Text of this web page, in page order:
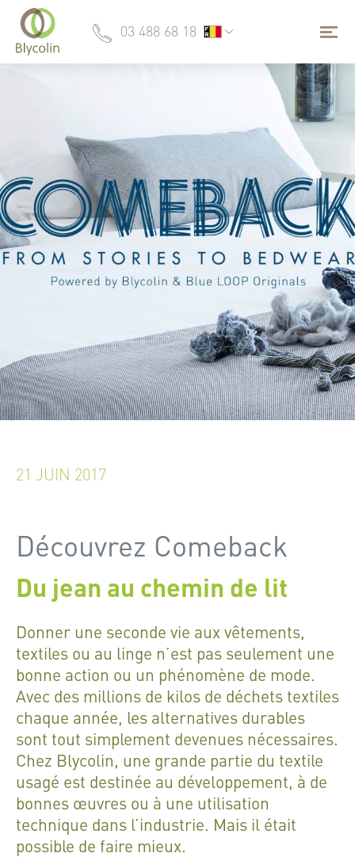
03 488 68 18
21 JUIN 2017
Découvrez Comeback
Du jean au chemin de lit
Donner une seconde vie aux vêtements,
textiles ou au linge n’est pas seulement une
bonne action ou un phénomène de mode.
Avec des millions de kilos de déchets textiles
chaque année, les alternatives durables
sont tout simplement devenues nécessaires.
Chez Blycolin, une grande partie du textile
usagé est destinée au développement, à de
bonnes œuvres ou à une utilisation
technique dans l’industrie. Mais il était
possible de faire mieux.